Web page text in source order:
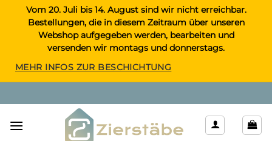
Inhalt
springen
Vom 20. Juli bis 14. August sind wir nicht erreichbar.
Bestellungen, die in diesem Zeitraum über unseren
Webshop aufgegeben werden, bearbeiten und
versenden wir montags und donnerstags.
MEHR INFOS ZUR BESCHICHTUNG